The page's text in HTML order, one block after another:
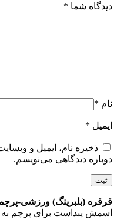
دیدگاه شما *
نام *
ایمیل *
ذخیره نام، ایمیل و
دوباره دیدگاهی می‌نویسم.
قرقره (بلبرینگ) ورزشی-پرچمی 120 میلی
اسمش پبداست برای پرچم